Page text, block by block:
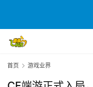
首页 游戏业界